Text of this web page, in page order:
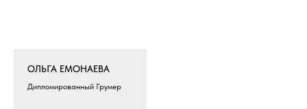
ОЛЬГА ЕМОНАЕВА
Дипломированный Грумер